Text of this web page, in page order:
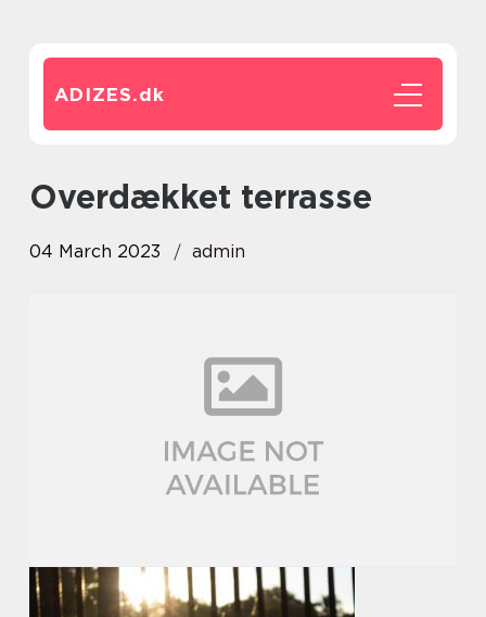
ADIZES.dk
Overdækket terrasse
04 March 2023 admin